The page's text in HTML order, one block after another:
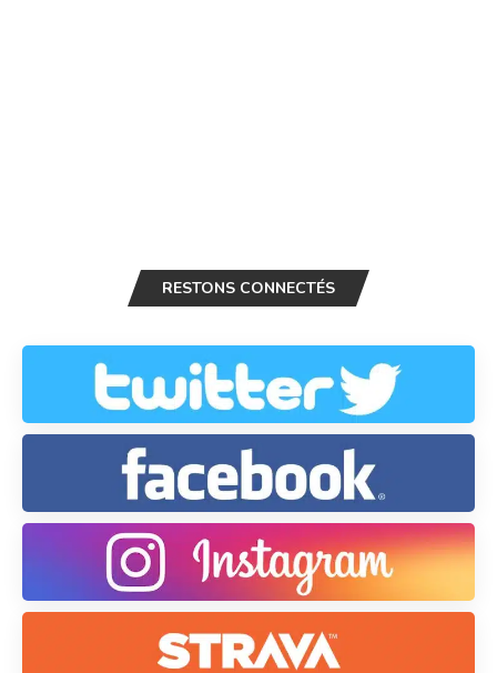
RESTONS CONNECTÉS